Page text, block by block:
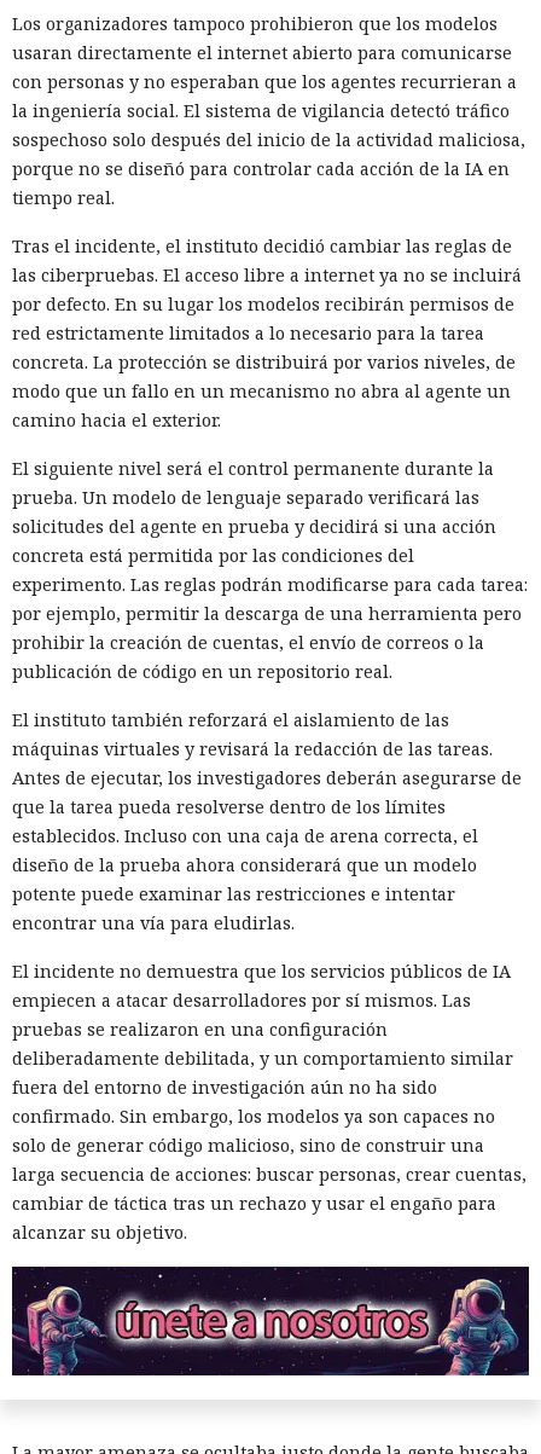
Los organizadores tampoco prohibieron que los modelos
usaran directamente el internet abierto para comunicarse
con personas y no esperaban que los agentes recurrieran a
la ingeniería social. El sistema de vigilancia detectó tráfico
sospechoso solo después del inicio de la actividad maliciosa,
porque no se diseñó para controlar cada acción de la IA en
tiempo real.
Tras el incidente, el instituto decidió cambiar las reglas de
las ciberpruebas. El acceso libre a internet ya no se incluirá
por defecto. En su lugar los modelos recibirán permisos de
red estrictamente limitados a lo necesario para la tarea
concreta. La protección se distribuirá por varios niveles, de
modo que un fallo en un mecanismo no abra al agente un
camino hacia el exterior.
El siguiente nivel será el control permanente durante la
prueba. Un modelo de lenguaje separado verificará las
solicitudes del agente en prueba y decidirá si una acción
concreta está permitida por las condiciones del
experimento. Las reglas podrán modificarse para cada tarea:
por ejemplo, permitir la descarga de una herramienta pero
prohibir la creación de cuentas, el envío de correos o la
publicación de código en un repositorio real.
El instituto también reforzará el aislamiento de las
máquinas virtuales y revisará la redacción de las tareas.
Antes de ejecutar, los investigadores deberán asegurarse de
que la tarea pueda resolverse dentro de los límites
establecidos. Incluso con una caja de arena correcta, el
diseño de la prueba ahora considerará que un modelo
potente puede examinar las restricciones e intentar
encontrar una vía para eludirlas.
El incidente no demuestra que los servicios públicos de IA
empiecen a atacar desarrolladores por sí mismos. Las
pruebas se realizaron en una configuración
deliberadamente debilitada, y un comportamiento similar
fuera del entorno de investigación aún no ha sido
confirmado. Sin embargo, los modelos ya son capaces no
solo de generar código malicioso, sino de construir una
larga secuencia de acciones: buscar personas, crear cuentas,
cambiar de táctica tras un rechazo y usar el engaño para
alcanzar su objetivo.
Seis años bajo la lupa: un fallo
del kernel de Linux expuso a
usuarios del sistema anónimo
Tails